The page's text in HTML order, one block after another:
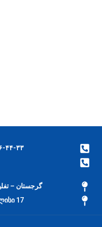
۹۹۵-۵۵۵-۶۶-
گرجستان –
17 პეტრე მელიქიშვილის ქუჩა, თბილისი